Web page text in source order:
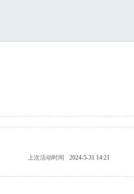
上次活动时间
2024-5-31 14:21